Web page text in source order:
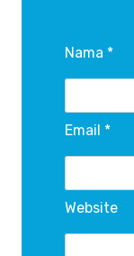
Nama *
Email *
Website